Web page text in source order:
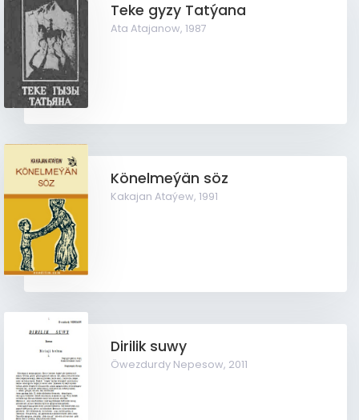
Teke gyzy Tatýana
Ata Atajanow,1987
Könelmeýän söz
Kakajan Ataýew,1991
Dirilik suwy
Öwezdurdy Nepesow, 2011